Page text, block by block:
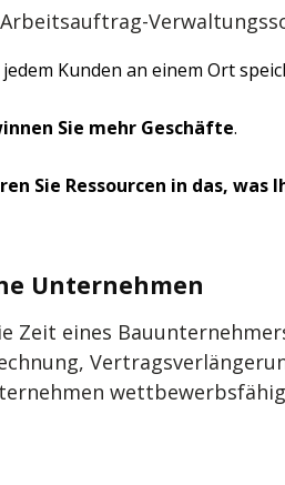
Kunden an einem Ort
Sie mehr Geschäfte.
Sie Ressourcen in das, was
Unternehmen
Zeit eines